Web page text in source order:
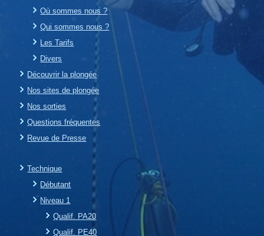
Où sommes nous ?
Qui sommes nous ?
Les Tarifs
Divers
Découvrir la plongée
Nos sites de plongée
Nos sorties
Questions fréquentes
Revue de Presse
Technique
Débutant
Niveau 1
Qualif. PA20
Qualif. PE40